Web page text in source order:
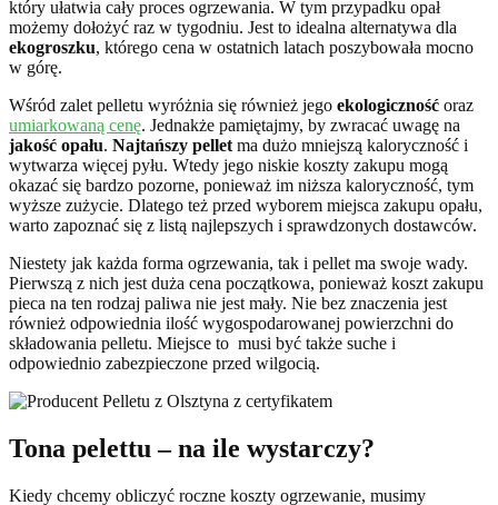
który ułatwia cały proces ogrzewania. W tym przypadku opał
możemy dołożyć raz w tygodniu. Jest to idealna alternatywa dla
ekogroszku, którego cena w ostatnich latach poszybowała mocno
w górę.
Wśród zalet pelletu wyróżnia się również jego ekologiczność oraz
umiarkowaną cenę. Jednakże pamiętajmy, by zwracać uwagę na
jakość opału. Najtańszy pellet ma dużo mniejszą kaloryczność i
wytwarza więcej pyłu. Wtedy jego niskie koszty zakupu mogą
okazać się bardzo pozorne, ponieważ im niższa kaloryczność, tym
wyższe zużycie. Dlatego też przed wyborem miejsca zakupu opału,
warto zapoznać się z listą najlepszych i sprawdzonych dostawców.
Niestety jak każda forma ogrzewania, tak i pellet ma swoje wady.
Pierwszą z nich jest duża cena początkowa, ponieważ koszt zakupu
pieca na ten rodzaj paliwa nie jest mały. Nie bez znaczenia jest
również odpowiednia ilość wygospodarowanej powierzchni do
składowania pelletu. Miejsce to musi być także suche i
odpowiednio zabezpieczone przed wilgocią.
Tona pelettu – na ile wystarczy?
Kiedy chcemy obliczyć roczne koszty ogrzewanie, musimy